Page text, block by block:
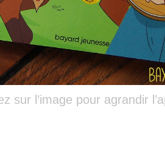
sur l’image pour agrandir